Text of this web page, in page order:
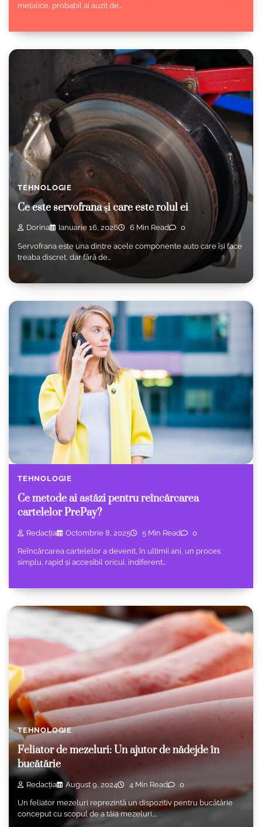
metalice, probabil ai auzit de…
TEHNOLOGIE
Ce este servofrana și care este rolul ei
Dorina Ianuarie 16, 2026 6 Min Read 0
Servofrana este una dintre acele componente auto care își face
treaba discret, dar fără de…
TEHNOLOGIE
Ce metode ai astăzi pentru reîncărcarea
cartelelor PrePay?
Redacția Octombrie 8, 2025 5 Min Read 0
Reîncărcarea cartelelor a devenit, în ultimii ani, un proces
simplu, rapid și accesibil oricui, indiferent…
TEHNOLOGIE
Feliator de mezeluri: Un ajutor de nădejde în
bucătărie
Redacția August 9, 2024 4 Min Read 0
Un feliator mezeluri reprezintă un dispozitiv pentru bucătărie
conceput cu scopul de a tăia mezeluri,…